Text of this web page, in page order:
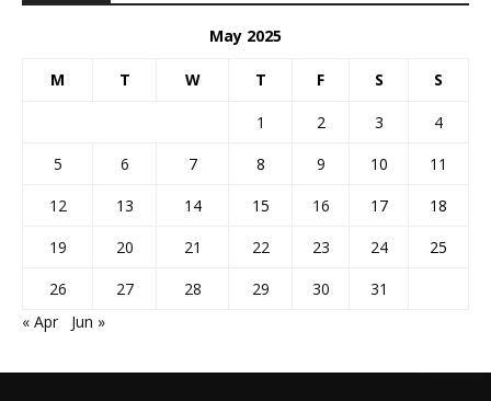
May 2025
M T W T F S S
1 2 3
4
5
6 7 8 9 10
11
12
13 14 15 16 17
18
19
20 21 22 23 24
25
26
27 28 29 30
31
« Apr
Jun »